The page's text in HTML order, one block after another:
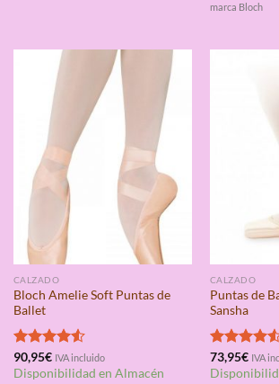
marca Bloch
CALZADO
Bloch Amelie Soft Puntas de
Ballet
Valorado
con4.50
90,95€ IVA incluido
Disponibilidad en Almacén
CALZADO
Puntas de
Sansha
Valorado
con4.50
73,95€ IVA